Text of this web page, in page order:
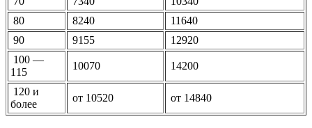
80
8240
11640
90
9155
12920
100 —
115
10070 14200
120 и
более
от 10520 от 14840